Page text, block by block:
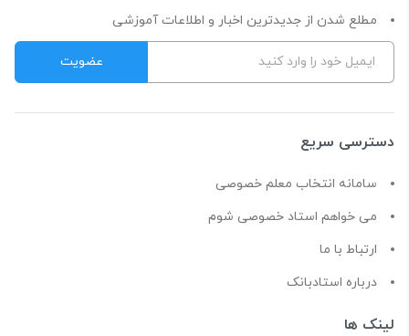
مطلع شدن از جدیدترین اخبار و اطلاعات آموزشی
دسترسی سریع
سامانه انتخاب معلم خصوصی
می خواهم استاد خصوصی شوم
ارتباط با ما
درباره استادبانک
لینک ها